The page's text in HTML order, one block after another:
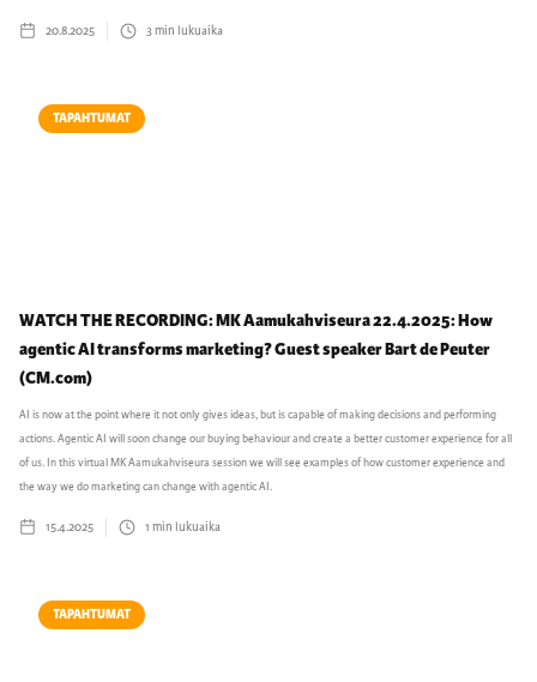
20.8.2025 3min lukuaika
TAPAHTUMAT
WATCH THE RECORDING: MK Aamukahviseura 22.4.2025: How
agentic AI transforms marketing? Guest speaker Bart de Peuter
(CM.com)
AI is now at the point where it not only gives ideas, but is capable of making decisions and performing
actions. Agentic AI will soon change our buying behaviour and create a better customer experience for all
of us. In this virtual MK Aamukahviseura session we will see examples of how customer experience and
the way we do marketing can change with agentic AI.
15.4.2025 1 min lukuaika
TAPAHTUMAT